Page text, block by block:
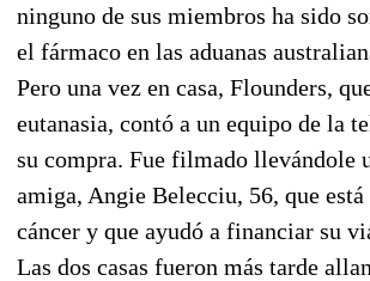
ninguno de sus miembros ha sido
el fármaco en las aduanas
Pero una vez en casa, Flounders,
eutanasia, contó a un equipo de la
su compra. Fue filmado llevándole
amiga, Angie Belecciu, 56, que
cáncer y que ayudó a financiar su
Las dos casas fueron más tarde